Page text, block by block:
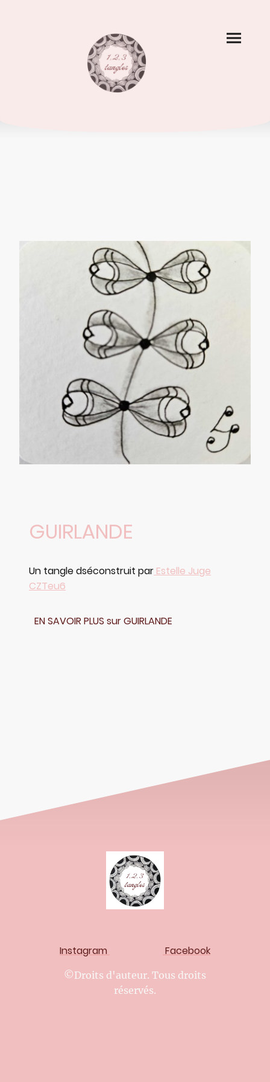
GUIRLANDE
Un tangle dséconstruit par Estelle Juge
CZTeu6
EN SAVOIR PLUS sur GUIRLANDE
Instagram Facebook
©Droits d'auteur. Tous droits
réservés.